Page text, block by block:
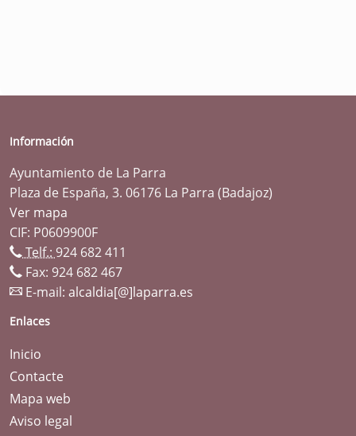
Información
Ayuntamiento de La Parra
Plaza de España, 3. 06176 La Parra (Badajoz)
Ver mapa
CIF: P0609900F
Telf.: 924 682 411
Fax: 924 682 467
E-mail: alcaldia[@]laparra.es
Enlaces
Inicio
Contacte
Mapa web
Aviso legal